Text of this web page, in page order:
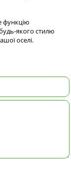
функцію
якого стилю
оселі.